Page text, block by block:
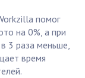
помог
на 0%, а при
3 раза меньше,
время